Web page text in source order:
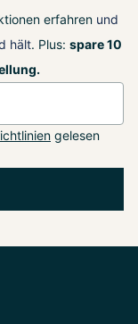
erfahren und
hält. Plus: spare 10
gelesen